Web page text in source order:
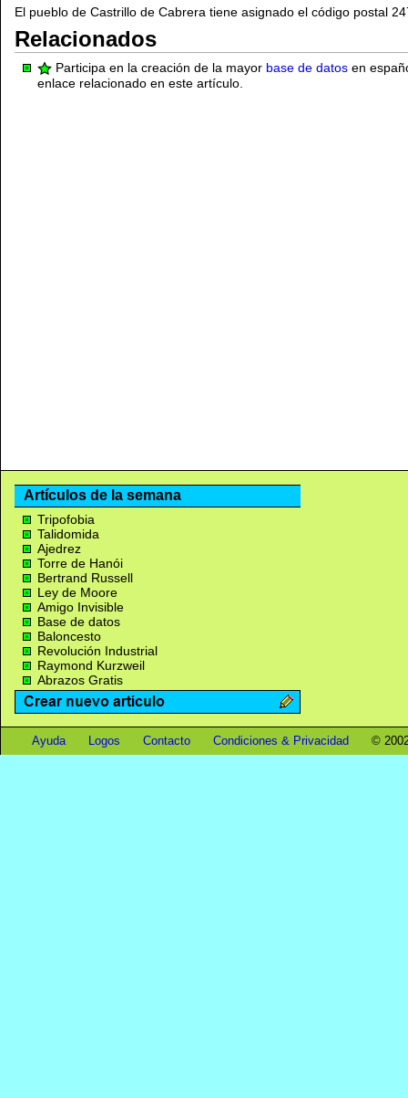
El pueblo de Castrillo de Cabrera tiene asignado el código postal
Relacionados
Participa en la creación de la mayor base de datos en
enlace relacionado en este artículo.
Artículos de la semana
Tripofobia
Talidomida
Ajedrez
Torre de Hanói
Bertrand Russell
Ley de Moore
Amigo Invisible
Base de datos
Baloncesto
Revolución Industrial
Raymond Kurzweil
Abrazos Gratis
Ayuda Logos Contacto Condiciones & Privacidad ©